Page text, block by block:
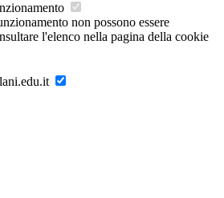
non possono essere
l'elenco nella pagina della cookie